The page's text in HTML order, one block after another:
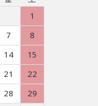
1
7
8
14
15
21
22
28
29